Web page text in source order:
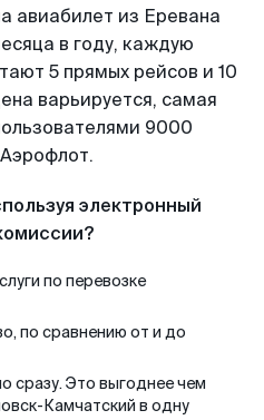
авиабилет из Еревана
в году, каждую
5 прямых рейсов и 10
варьируется, самая
9000
электронный
по перевозке
по сравнению от и до
сразу. Это выгоднее чем
Камчатский в одну